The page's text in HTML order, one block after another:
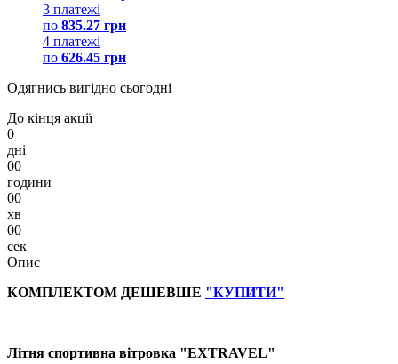
3 платежі
по 835.27 грн
4 платежі
по 626.45 грн
Одягнись вигідно сьогодні
До кінця акції
0
дні
00
години
00
хв
00
сек
Опис
КОМПЛЕКТОМ ДЕШЕВШЕ "КУПИТИ"
Літня спортивна вітровка "EXTRAVEL"